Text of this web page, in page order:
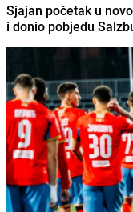
Sjajan početak u
i donio pobjedu